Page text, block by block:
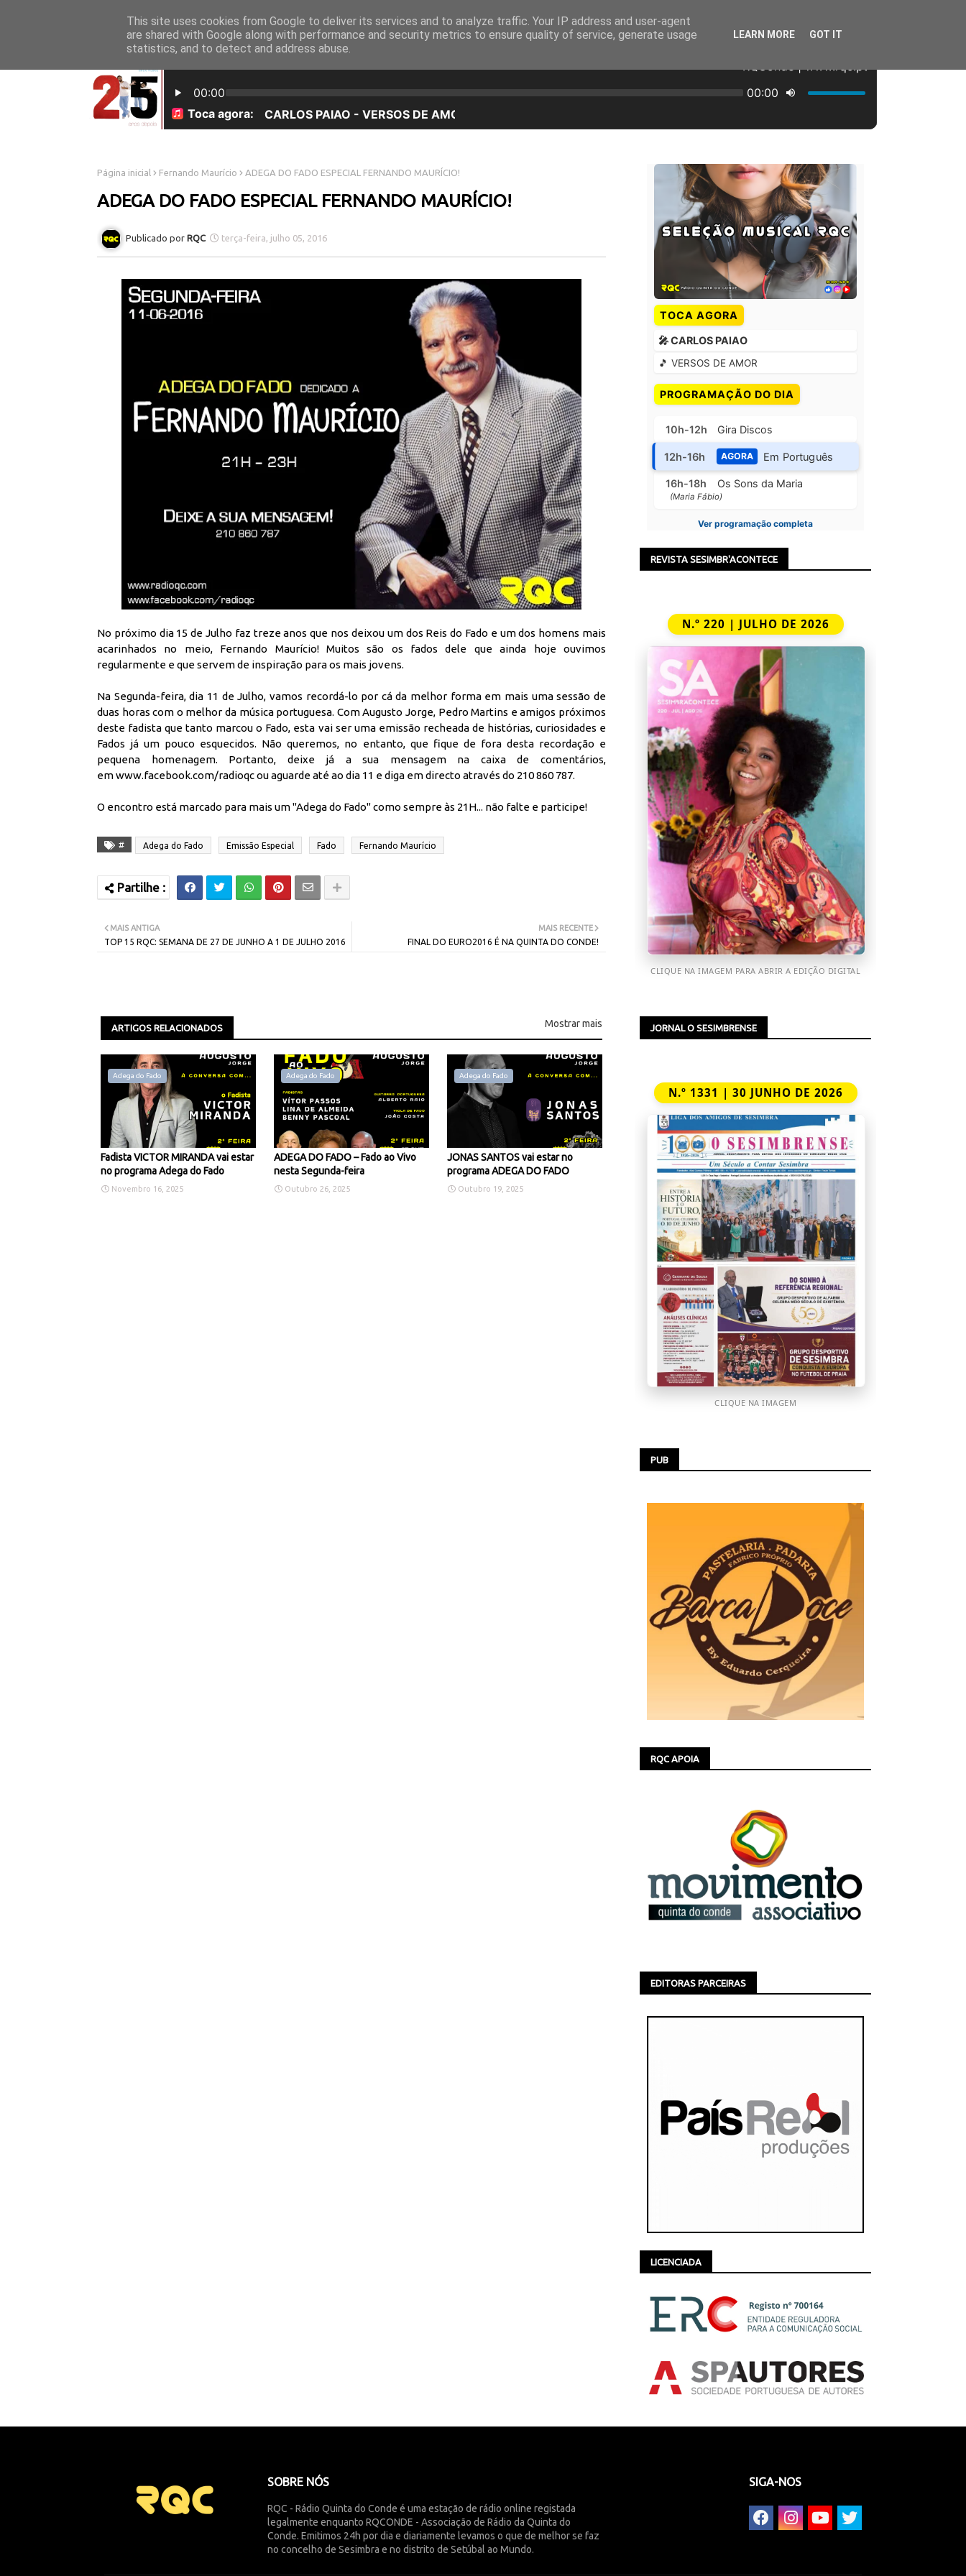
INICÍO SOBRE NÓS EQUIPA PROGRAMAÇÃO OUVIR EM DIRETO
Página inicial Fernando Maurício ADEGA DO FADO ESPECIAL FERNANDO MAURÍCIO!
ADEGA DO FADO ESPECIAL FERNANDO MAURÍCIO!
RQC terça-feira, julho 05, 2016
No próximo dia 15 de Julho faz treze anos que nos deixou um dos Reis do Fado e um dos homens mais
acarinhados no meio, Fernando Maurício! Muitos são os fados dele que ainda hoje ouvimos
regularmente e que servem de inspiração para os mais jovens.
Na Segunda-feira, dia 11 de Julho, vamos recordá-lo por cá da melhor forma em mais uma sessão de
duas horas com o melhor da música portuguesa. Com Augusto Jorge, Pedro Martins e amigos próximos
deste fadista que tanto marcou o Fado, esta vai ser uma emissão recheada de histórias, curiosidades e
Fados já um pouco esquecidos. Não queremos, no entanto, que fique de fora desta recordação e
pequena homenagem. Portanto, deixe já a sua mensagem na caixa de comentários,
emwww.facebook.com/radioqcou aguarde até ao dia 11 e diga em directo através do 210 860 787.
O encontro está marcado para mais um "Adega do Fado" como sempre às 21H... não falte e participe!
# Adega do Fado Emissão Especial Fado Fernando Maurício
MAIS RECENTE
FINAL DO EURO2016 É NA QUINTA DO CONDE!
MAIS ANTIGA
TOP 15 RQC: SEMANA DE 27 DE JUNHO A 1 DE JULHO 2016
ARTIGOS RELACIONADOS Mostrar mais
Adega do Fado
Fadista VICTOR MIRANDA vai estar
no programa Adega do Fado
Novembro 16, 2025
Adega do Fado
ADEGA DO FADO – Fado ao Vivo
nesta Segunda-feira
Outubro 26, 2025
Adega do Fado
JONAS SANTOS vai estar no
programa ADEGA DO FADO
Outubro 19, 2025
TOCA AGORA
🎤 CARLOS PAIAO
🎵 VERSOS DE AMOR
PROGRAMAÇÃO DO DIA
10h-12h Gira Discos
12h-16h AGORA Em Português
16h-18h Os Sons da Maria
(Maria Fábio)
Ver programação completa
REVISTA SESIMBR'ACONTECE
N.º 220 | JULHO DE 2026
CLIQUE NA IMAGEM PARA ABRIR A EDIÇÃO DIGITAL
JORNAL O SESIMBRENSE
N.º 1331 | 30 JUNHO DE 2026
CLIQUE NA IMAGEM
PUB
RQC APOIA
EDITORAS PARCEIRAS
LICENCIADA
SOBRE NÓS
RQC - Rádio Quinta do Conde é uma estação de rádio online registada
legalmente enquanto RQCONDE - Associação de Rádio da Quinta do
Conde. Emitimos 24h por dia e diariamente levamos o que de melhor se faz
no concelho de Sesimbra e no distrito de Setúbal ao Mundo.
SIGA-NOS
This site uses cookies from Google to deliver its services and to analyze traffic. Your IP address and user-agent
are shared with Google along with performance and security metrics to ensure quality of service, generate usage
statistics, and to detect and address abuse.
LEARN MORE GOT IT